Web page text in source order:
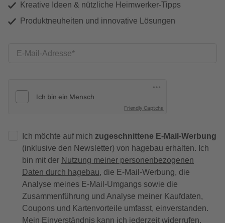
Kreative Ideen & nützliche Heimwerker-Tipps
Produktneuheiten und innovative Lösungen
E-Mail-Adresse
Friendly Captcha
Ich möchte auf mich zugeschnittene E-Mail-Werbung
(inklusive den Newsletter) von hagebau erhalten. Ich
bin mit der Nutzung meiner personenbezogenen
Daten durch hagebau, die E-Mail-Werbung, die
Analyse meines E-Mail-Umgangs sowie die
Zusammenführung und Analyse meiner Kaufdaten,
Coupons und Kartenvorteile umfasst, einverstanden.
Mein Einverständnis kann ich jederzeit widerrufen.